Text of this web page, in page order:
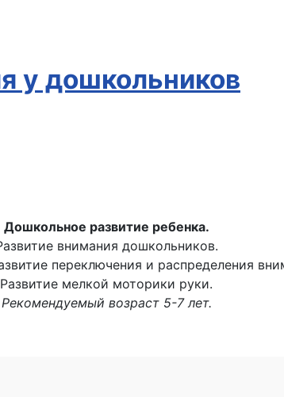
у дошкольников
Дошкольное развитие ребенка.
внимания дошкольников.
переключения и распределения
Развитие мелкой моторики руки.
Рекомендуемый возраст 5-7 лет.